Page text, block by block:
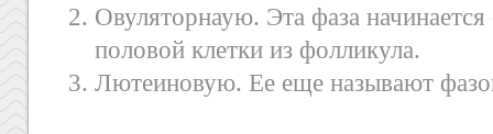
Овуляторнаую. Эта фаза
половой клетки из фолликула.
Лютеиновую. Ее еще называют